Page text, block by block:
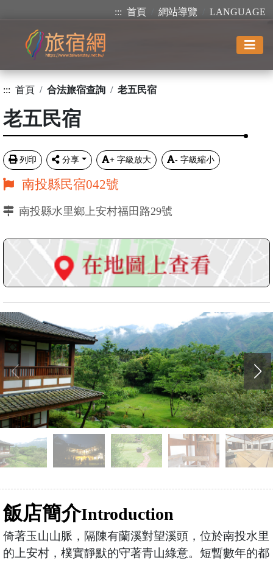
::: 首頁 網站導覽 LANGUAGE
::: 首頁 合法旅宿查詢 老五民宿
老五民宿
列印 分享 + 字級放大 - 字級縮小
南投縣民宿042號
南投縣水里鄉上安村福田路29號
飯店簡介Introduction
倚著玉山山脈，隔陳有蘭溪對望溪頭，位於南投水里
的上安村，樸實靜默的守著青山綠意。短暫數年的都